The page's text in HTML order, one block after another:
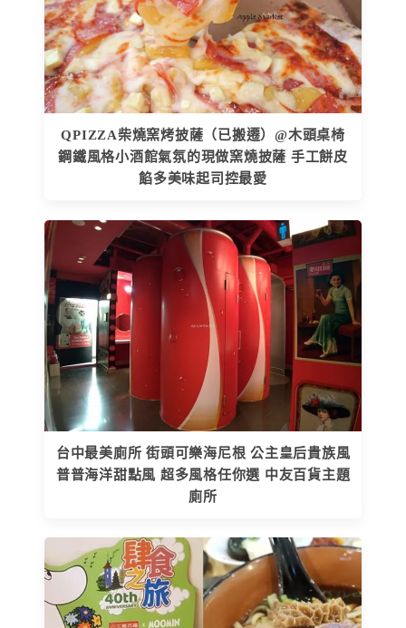
QPIZZA柴燒窯烤披薩（已搬遷）@木頭桌椅
鋼鐵風格小酒館氣氛的現做窯燒披薩 手工餅皮
餡多美味起司控最愛
台中最美廁所 街頭可樂海尼根 公主皇后貴族風
普普海洋甜點風 超多風格任你選 中友百貨主題
廁所